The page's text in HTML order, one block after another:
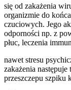
się od zakażenia
organizmie do
czuciowych. Jego
odporności np. z
płuc, leczenia
nawet stresu
zakażenia
przeszczepu szpiku